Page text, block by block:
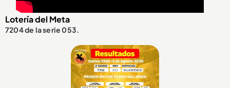
Lotería del Meta
7204 de la serie 053.